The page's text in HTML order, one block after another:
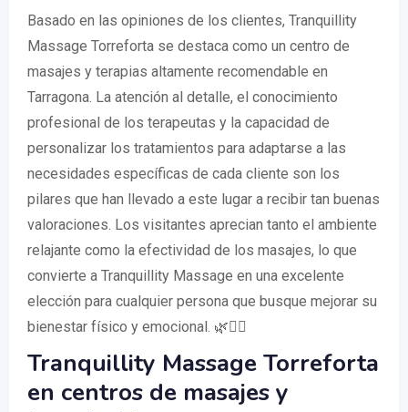
Basado en las opiniones de los clientes, Tranquillity
Massage Torreforta se destaca como un centro de
masajes y terapias altamente recomendable en
Tarragona. La atención al detalle, el conocimiento
profesional de los terapeutas y la capacidad de
personalizar los tratamientos para adaptarse a las
necesidades específicas de cada cliente son los
pilares que han llevado a este lugar a recibir tan buenas
valoraciones. Los visitantes aprecian tanto el ambiente
relajante como la efectividad de los masajes, lo que
convierte a Tranquillity Massage en una excelente
elección para cualquier persona que busque mejorar su
bienestar físico y emocional. 🌿💆‍♂️
Tranquillity Massage Torreforta
en centros de masajes y